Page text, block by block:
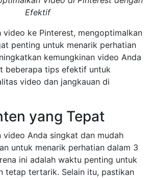
Efektif
video ke Pinterest, mengoptimalkan
penting untuk menarik perhatian
kemungkinan video Anda
beberapa tips efektif untuk
video dan jangkauan di
yang Tepat
video Anda singkat dan mudah
untuk menarik perhatian dalam 3
ini adalah waktu penting untuk
tetap tertarik. Selain itu, pastikan